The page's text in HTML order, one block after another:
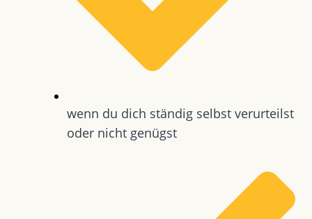
wenn du dich ständig selbst verurteilst
oder nicht genügst